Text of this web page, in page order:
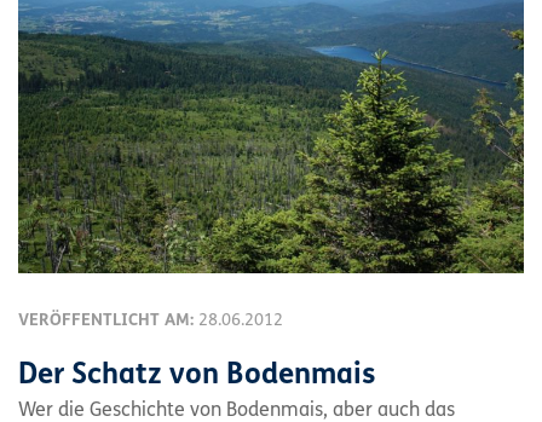
VERÖFFENTLICHT AM: 28.06.2012
Der Schatz von Bodenmais
Wer die Geschichte von Bodenmais, aber auch das